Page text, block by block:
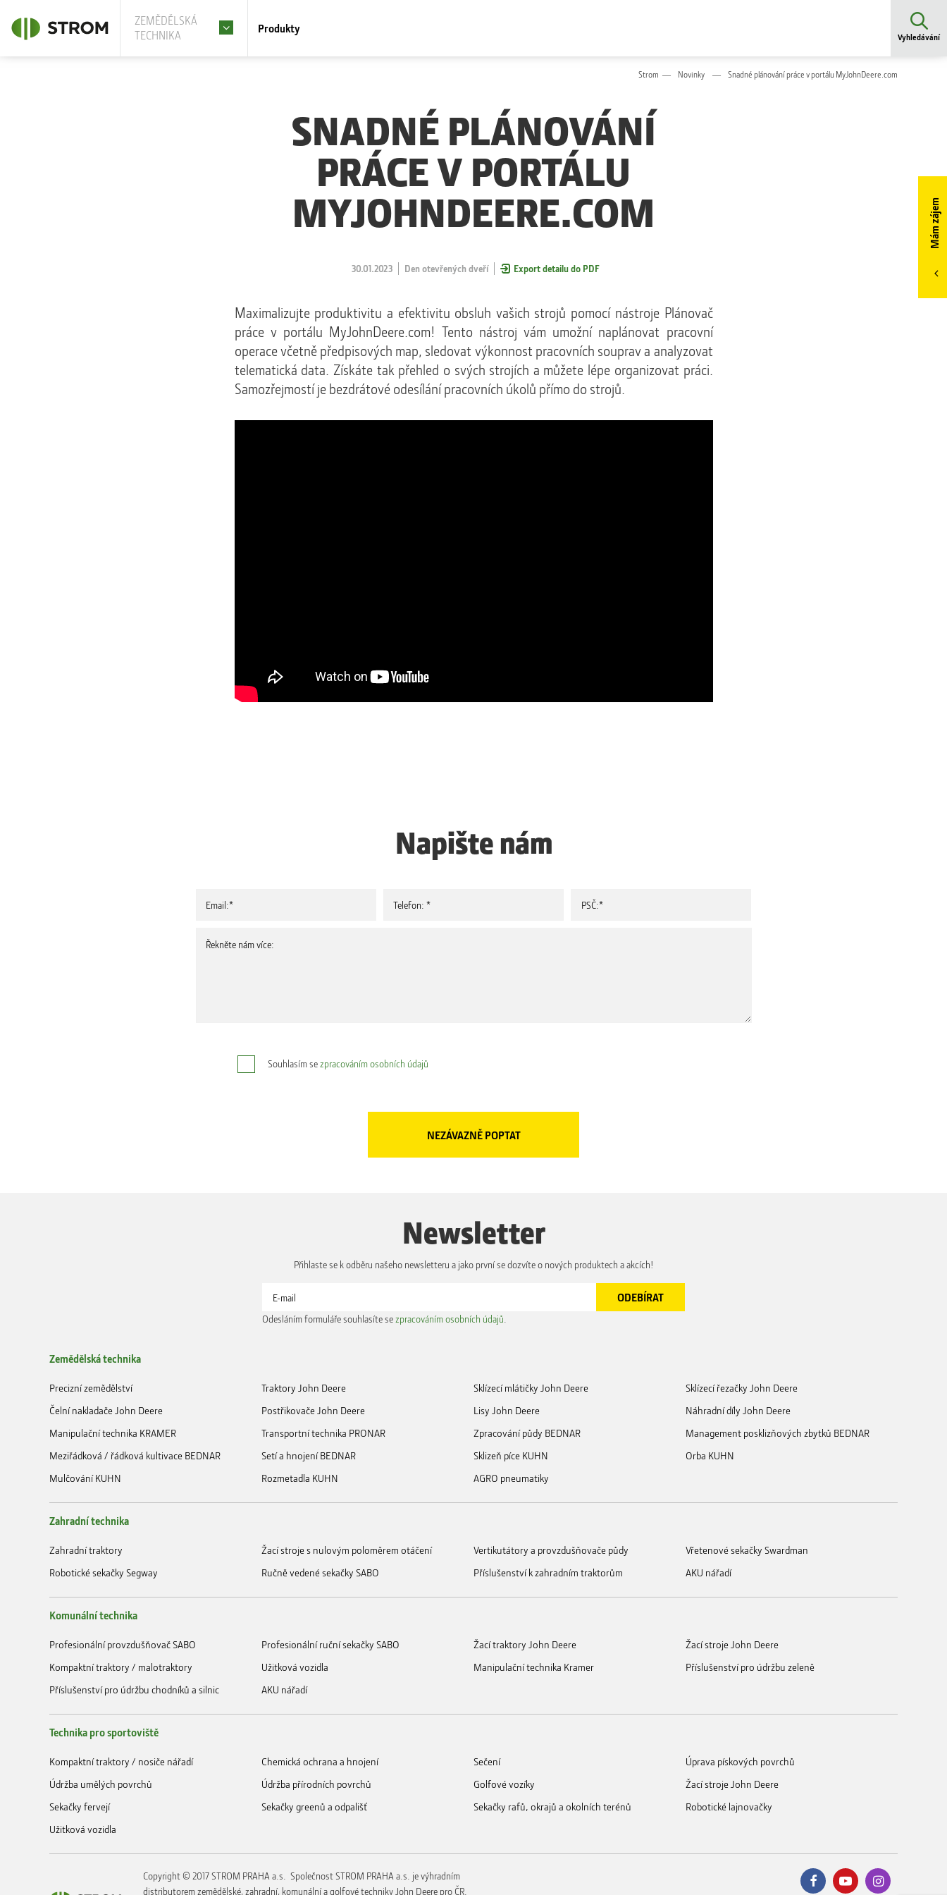
ZEMĚDĚLSKÁ
TECHNIKA
Produkty
Vyhledávání
Mám zájem
Strom Novinky Snadné plánování práce v portálu MyJohnDeere.com
SNADNÉ PLÁNOVÁNÍ
PRÁCE V PORTÁLU
MYJOHNDEERE.COM
30.01.2023 Den otevřených dveří Export detailu do PDF
Maximalizujte produktivitu a efektivitu obsluh vašich strojů pomocí nástroje Plánovač
práce v portálu MyJohnDeere.com! Tento nástroj vám umožní naplánovat pracovní
operace včetně předpisových map, sledovat výkonnost pracovních souprav a analyzovat
telematická data. Získáte tak přehled o svých strojích a můžete lépe organizovat práci.
Samozřejmostí je bezdrátové odesílání pracovních úkolů přímo do strojů.
Napište nám
Souhlasím sezpracováním osobních údajů
Newsletter
Přihlaste se k odběru našeho newsletteru a jako první se dozvíte o nových produktech a akcích!
Odesláním formuláře souhlasíte sezpracováním osobních údajů
Zemědělská technika
Precizní zemědělství Traktory John Deere Sklízecí mlátičky John Deere
Sklízecí řezačky John Deere
Čelní nakladače John Deere
Postřikovače John Deere Lisy John Deere
Náhradní díly John Deere
Manipulační technika KRAMER
Transportní technika PRONAR Zpracování půdy BEDNAR
Management posklizňových zbytků BEDNAR
Meziřádková / řádková kultivace BEDNAR
Setí a hnojení BEDNAR Sklizeň píce KUHN
Orba KUHN
Mulčování KUHN
Rozmetadla KUHN AGRO pneumatiky
Zahradní technika
Zahradní traktory Žací stroje s nulovým poloměrem otáčení Vertikutátory a provzdušňovače půdy
Vřetenové sekačky Swardman
Robotické sekačky Segway
Ručně vedené sekačky SABO Příslušenství k zahradním traktorům AKU nářadí
Komunální technika
Profesionální provzdušňovač SABO Profesionální ruční sekačky SABO Žací traktory John Deere
Žací stroje John Deere
Kompaktní traktory / malotraktory
Užitková vozidla Manipulační technika Kramer
Příslušenství pro údržbu zeleně
Příslušenství pro údržbu chodníků a silnic
AKU nářadí
Technika pro sportoviště
Kompaktní traktory / nosiče nářadí Chemická ochrana a hnojení Sečení
Úprava pískových povrchů
Údržba umělých povrchů
Údržba přírodních povrchů Golfové vozíky
Žací stroje John Deere
Sekačky fervejí
Sekačky greenů a odpališť Sekačky rafů, okrajů a okolních terénů
Robotické lajnovačky
Užitková vozidla
Copyright © 2017 STROM PRAHA a.s. Společnost STROM PRAHA a.s. je výhradním
distributorem zemědělské, zahradní, komunální a golfové techniky John Deere pro ČR.